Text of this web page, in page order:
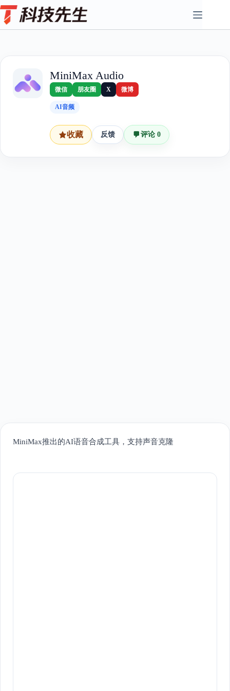
Skip
to
content
MiniMax Audio
微信 朋友圈 X 微博
AI音频
收藏 反馈 评论 0
MiniMax推出的AI语音合成工具，支持声音克隆